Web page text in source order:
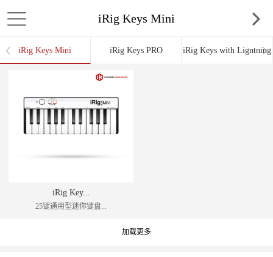
iRig Keys Mini
iRig Keys Mini iRig Keys PRO iRig Keys with Ligntning
iRig Key...
25键通用型迷你键盘...
加载更多